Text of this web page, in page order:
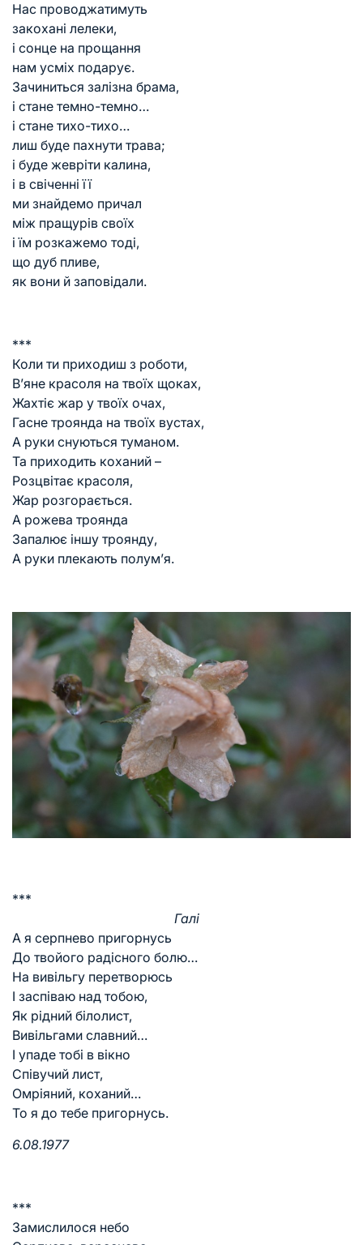
Нас проводжатимуть
закохані лелеки,
і сонце на прощання
нам усміх подарує.
Зачиниться залізна брама,
і стане темно-темно…
і стане тихо-тихо…
лиш буде пахнути трава;
і буде жевріти калина,
і в свіченні її
ми знайдемо причал
між пращурів своїх
і їм розкажемо тоді,
що дуб пливе,
як вони й заповідали.
***
Коли ти приходиш з роботи,
В’яне красоля на твоїх щоках,
Жахтіє жар у твоїх очах,
Гасне троянда на твоїх вустах,
А руки снуються туманом.
Та приходить коханий –
Розцвітає красоля,
Жар розгорається.
А рожева троянда
Запалює іншу троянду,
А руки плекають полум’я.
***
Галі
А я серпнево пригорнусь
До твойого радісного болю…
На вивільгу перетворюсь
І заспіваю над тобою,
Як рідний білолист,
Вивільгами славний…
І упаде тобі в вікно
Співучий лист,
Омріяний, коханий…
То я до тебе пригорнусь.
6.08.1977
***
Замислилося небо